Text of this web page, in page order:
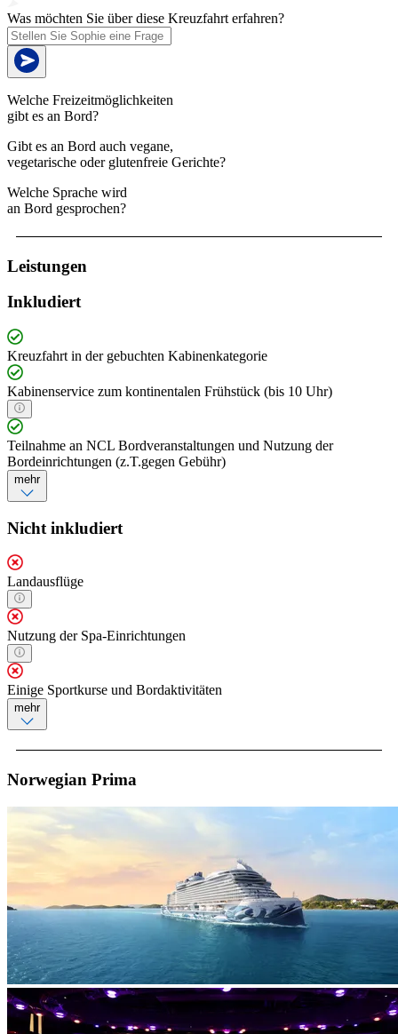
Was möchten Sie über diese Kreuzfahrt erfahren?
Welche Freizeitmöglichkeiten
gibt es an Bord?
Gibt es an Bord auch vegane,
vegetarische oder glutenfreie Gerichte?
Welche Sprache wird
an Bord gesprochen?
Leistungen
Inkludiert
Kreuzfahrt in der gebuchten Kabinenkategorie
Kabinenservice zum kontinentalen Frühstück (bis 10 Uhr)
Teilnahme an NCL Bordveranstaltungen und Nutzung der
Bordeinrichtungen (z.T.gegen Gebühr)
mehr
Nicht inkludiert
Landausflüge
Nutzung der Spa-Einrichtungen
Einige Sportkurse und Bordaktivitäten
mehr
Norwegian Prima